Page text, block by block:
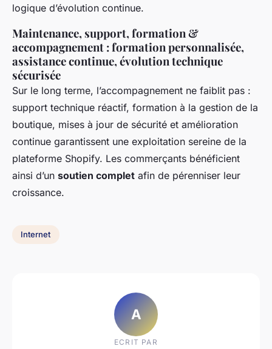
logique d’évolution continue.
Maintenance, support, formation &
accompagnement : formation personnalisée,
assistance continue, évolution technique
sécurisée
Sur le long terme, l’accompagnement ne faiblit pas :
support technique réactif, formation à la gestion de la
boutique, mises à jour de sécurité et amélioration
continue garantissent une exploitation sereine de la
plateforme Shopify. Les commerçants bénéficient
ainsi d’un soutien complet afin de pérenniser leur
croissance.
Internet
A
ECRIT PAR